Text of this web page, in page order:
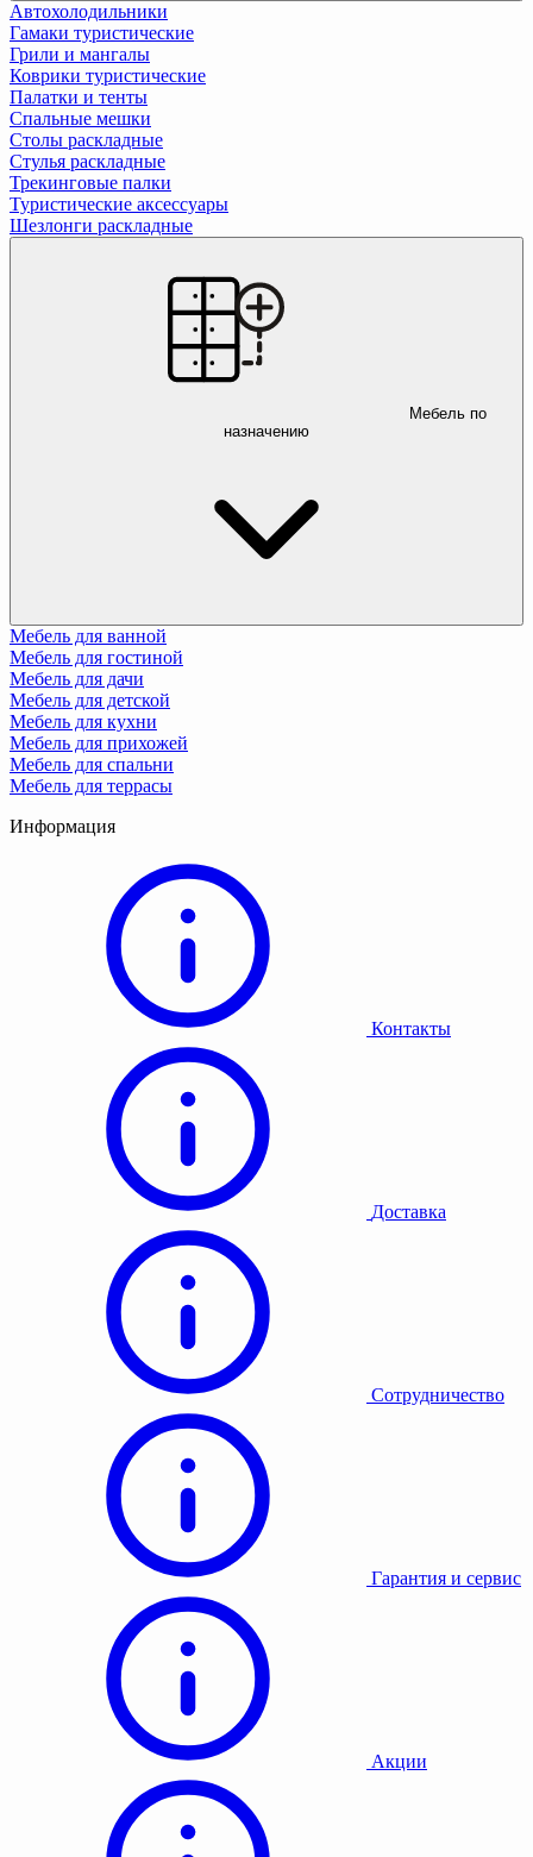
Автохолодильники
Гамаки туристические
Грили и мангалы
Коврики туристические
Палатки и тенты
Спальные мешки
Столы раскладные
Стулья раскладные
Трекинговые палки
Туристические аксессуары
Шезлонги раскладные
Мебель по
назначению
Мебель для ванной
Мебель для гостиной
Мебель для дачи
Мебель для детской
Мебель для кухни
Мебель для прихожей
Мебель для спальни
Мебель для террасы
Информация
Контакты
Доставка
Сотрудничество
Гарантия и сервис
Акции